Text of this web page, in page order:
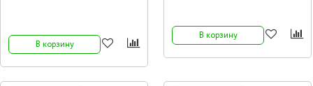
В корзину
В корзину